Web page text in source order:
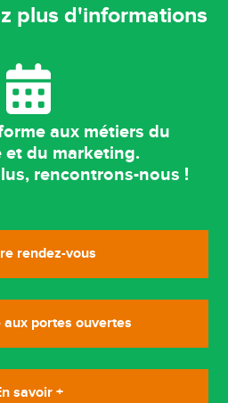
plus d'informations
aux métiers du
et du marketing.
rencontrons-nous !
rendez-vous
portes ouvertes
savoir +